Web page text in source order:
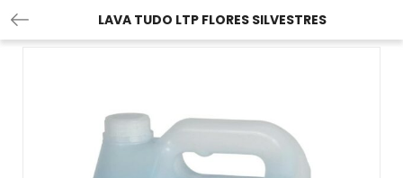
LAVA TUDO LTP FLORES SILVESTRES